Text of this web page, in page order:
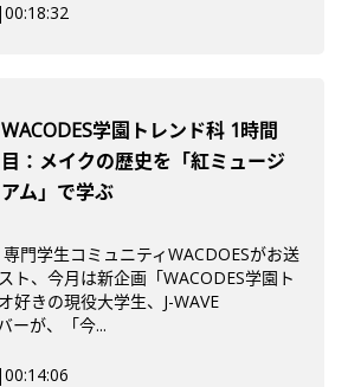
|00:18:32
WACODES学園トレンド科 1時間
目：メイクの歴史を「紅ミュージ
アム」で学ぶ
専門学生コミュニティWACDOESがお送
ト、今月は新企画「WACODES学園ト
好きの現役大学生、J-WAVE
ーが、「今...
|00:14:06